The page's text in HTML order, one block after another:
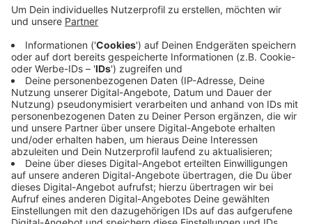
glaubt man in den Kurven, dass man kurz davor ist,
abzuheben. Die Strecke ist knapp 50 Meter lang und
hat unfassbare 17 Kurven über zwei Ebenen. Mitfahren
darf jeder ab 8 Jahren! Vor Ort bekommt man alles,
was nötig ist, um loszufahren. Rennanzug, Handschuhe,
Sturmhaube, einen Helm und eine Einweisung.
Zuschauen kann man von der Bar aus. Nebenan gibt es
auch noch eine Minigolf-Strecke. Am Ende werden
dann die Sieger auf dem Podest mit einer richtigen
Medaille ausgezeichnet. Für eine halbe Stunde zahlt
man pro Person 39 Euro, das sind dann zwei
Rennsessions. Im Preis inbegriffen ist das Briefing, die
komplette Ausrüstung und der Aufenthalt vor Ort.